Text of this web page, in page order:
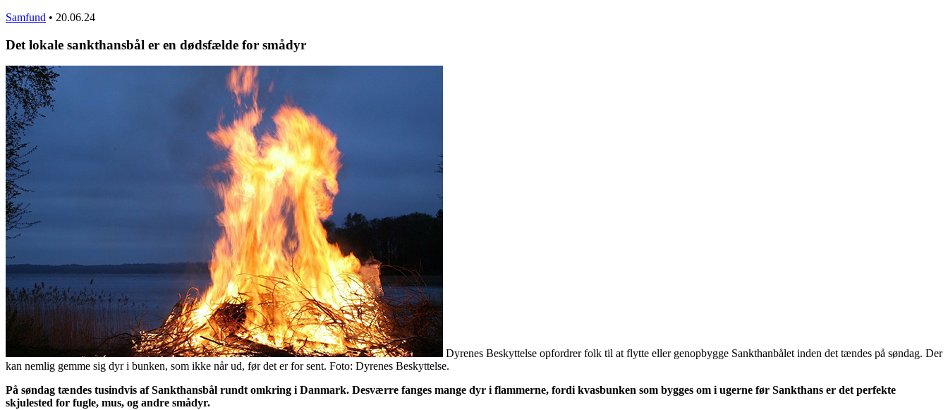
Samfund • 20.06.24
Det lokale sankthansbål er en dødsfælde for smådyr
Dyrenes Beskyttelse opfordrer folk til at flytte eller genopbygge Sankthanbålet inden det tændes på søndag. Der
kan nemlig gemme sig dyr i bunken, som ikke når ud, før det er for sent. Foto: Dyrenes Beskyttelse.
På søndag tændes tusindvis af Sankthansbål rundt omkring i Danmark. Desværre fanges mange dyr i flammerne, fordi kvasbunken som bygges om i ugerne før Sankthans er det perfekte
skjulested for fugle, mus, og andre smådyr.